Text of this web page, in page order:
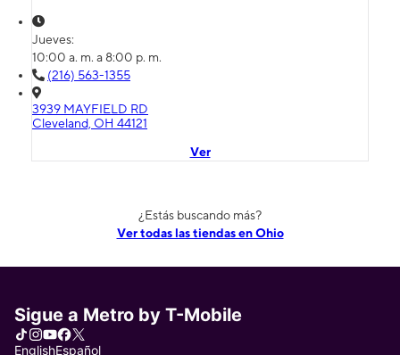
Jueves:
10:00 a. m. a 8:00 p. m.
(216) 563-1355
3939 MAYFIELD RD
Cleveland, OH 44121
Ver
¿Estás buscando más?
Ver todas las tiendas en Ohio